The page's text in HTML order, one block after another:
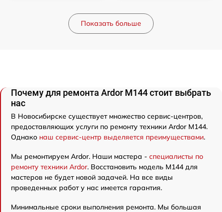
Показать больше
Почему для ремонта Ardor M144 стоит выбрать
нас
В Новосибирске существует множество сервис-центров,
предоставляющих услуги по ремонту техники Ardor M144.
Однако наш сервис-центр выделяется преимуществами.
Мы ремонтируем Ardor. Наши мастера - специалисты по
ремонту техники Ardor. Восстановить модель M144 для
мастеров не будет новой задачей. На все виды
проведенных работ у нас имеется гарантия.
Минимальные сроки выполнения ремонта. Мы большая